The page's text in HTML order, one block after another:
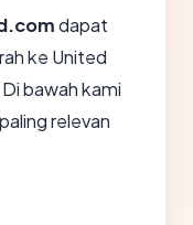
dapat
ke United
bawah kami
relevan